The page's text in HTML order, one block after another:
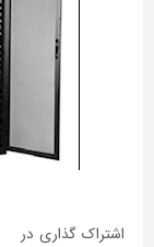
اشتراک گذاری در